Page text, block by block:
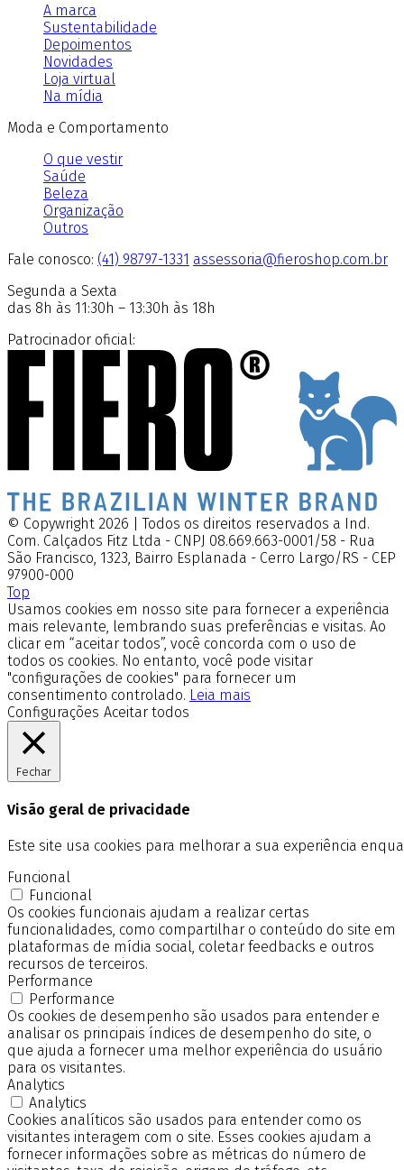
A marca
Sustentabilidade
Depoimentos
Novidades
Loja virtual
Na mídia
Moda e Comportamento
O que vestir
Saúde
Beleza
Organização
Outros
Fale conosco: (41) 98797-1331 assessoria@fieroshop.com.br
Segunda a Sexta
das 8h às 11:30h – 13:30h às 18h
Patrocinador oficial:
© Copywright 2026 | Todos os direitos reservados a Ind.
Com. Calçados Fitz Ltda - CNPJ 08.669.663-0001/58 - Rua
São Francisco, 1323, Bairro Esplanada - Cerro Largo/RS - CEP
97900-000
Top
Usamos cookies em nosso site para fornecer a experiência
mais relevante, lembrando suas preferências e visitas. Ao
clicar em “aceitar todos”, você concorda com o uso de
todos os cookies. No entanto, você pode visitar
"configurações de cookies" para fornecer um
consentimento controlado. Leia mais
Configurações Aceitar todos
Fechar
Visão geral de privacidade
Este site usa cookies para melhorar a sua experiência
Funcional
Funcional
Os cookies funcionais ajudam a realizar certas
funcionalidades, como compartilhar o conteúdo do site em
plataformas de mídia social, coletar feedbacks e outros
recursos de terceiros.
Performance
Performance
Os cookies de desempenho são usados para entender e
analisar os principais índices de desempenho do site, o
que ajuda a fornecer uma melhor experiência do usuário
para os visitantes.
Analytics
Analytics
Cookies analíticos são usados para entender como os
visitantes interagem com o site. Esses cookies ajudam a
fornecer informações sobre as métricas do número de